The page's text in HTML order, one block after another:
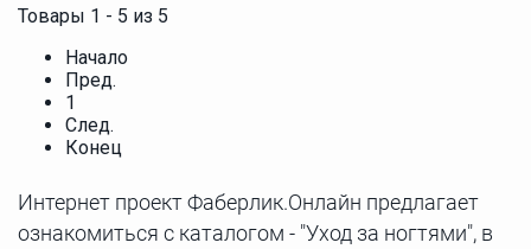
Товары 1 - 5 из 5
Начало
Пред.
1
След.
Конец
Интернет проект Фаберлик.Онлайн предлагает
ознакомиться с каталогом - "Уход за ногтями", в